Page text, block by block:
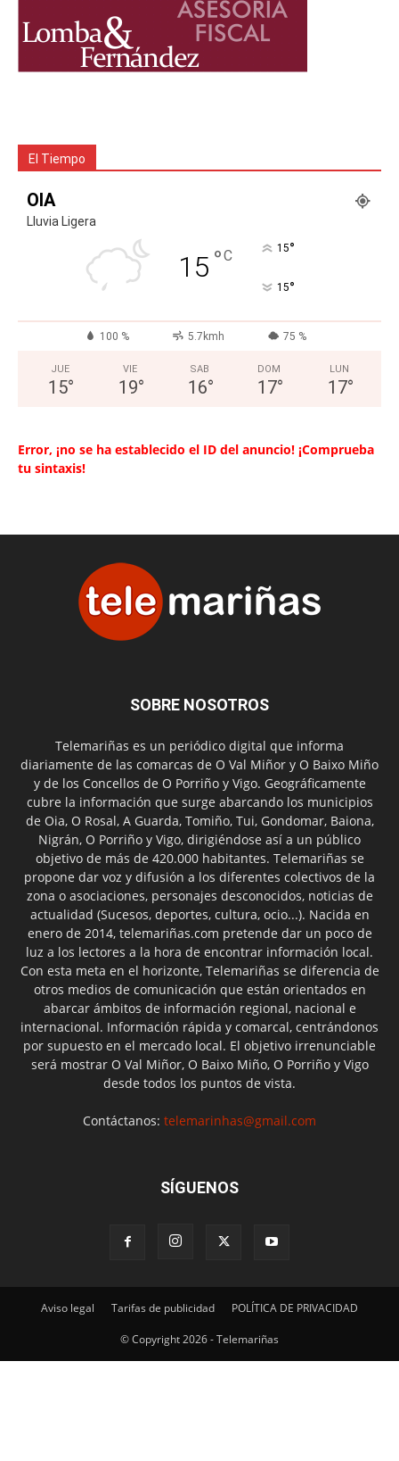
El Tiempo
OIA
Lluvia Ligera
15 °C 15°
15°
100 % 5.7kmh 75 %
JUE
15°
VIE
19°
SAB
16°
DOM
17°
LUN
17°
Error, ¡no se ha establecido el ID del anuncio! ¡Comprueba
tu sintaxis!
SOBRE NOSOTROS
Telemariñas es un periódico digital que informa
diariamente de las comarcas de O Val Miñor y O Baixo Miño
y de los Concellos de O Porriño y Vigo. Geográficamente
cubre la información que surge abarcando los municipios
de Oia, O Rosal, A Guarda, Tomiño, Tui, Gondomar, Baiona,
Nigrán, O Porriño y Vigo, dirigiéndose así a un público
objetivo de más de 420.000 habitantes. Telemariñas se
propone dar voz y difusión a los diferentes colectivos de la
zona o asociaciones, personajes desconocidos, noticias de
actualidad (Sucesos, deportes, cultura, ocio...). Nacida en
enero de 2014, telemariñas.com pretende dar un poco de
luz a los lectores a la hora de encontrar información local.
Con esta meta en el horizonte, Telemariñas se diferencia de
otros medios de comunicación que están orientados en
abarcar ámbitos de información regional, nacional e
internacional. Información rápida y comarcal, centrándonos
por supuesto en el mercado local. El objetivo irrenunciable
será mostrar O Val Miñor, O Baixo Miño, O Porriño y Vigo
desde todos los puntos de vista.
Contáctanos: telemarinhas@gmail.com
SÍGUENOS
Aviso legal Tarifas de publicidad POLÍTICA DE PRIVACIDAD
© Copyright 2026 - Telemariñas